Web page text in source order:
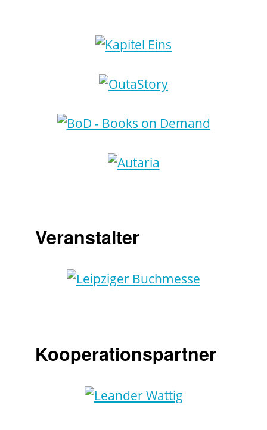
Veranstalter
Kooperationspartner